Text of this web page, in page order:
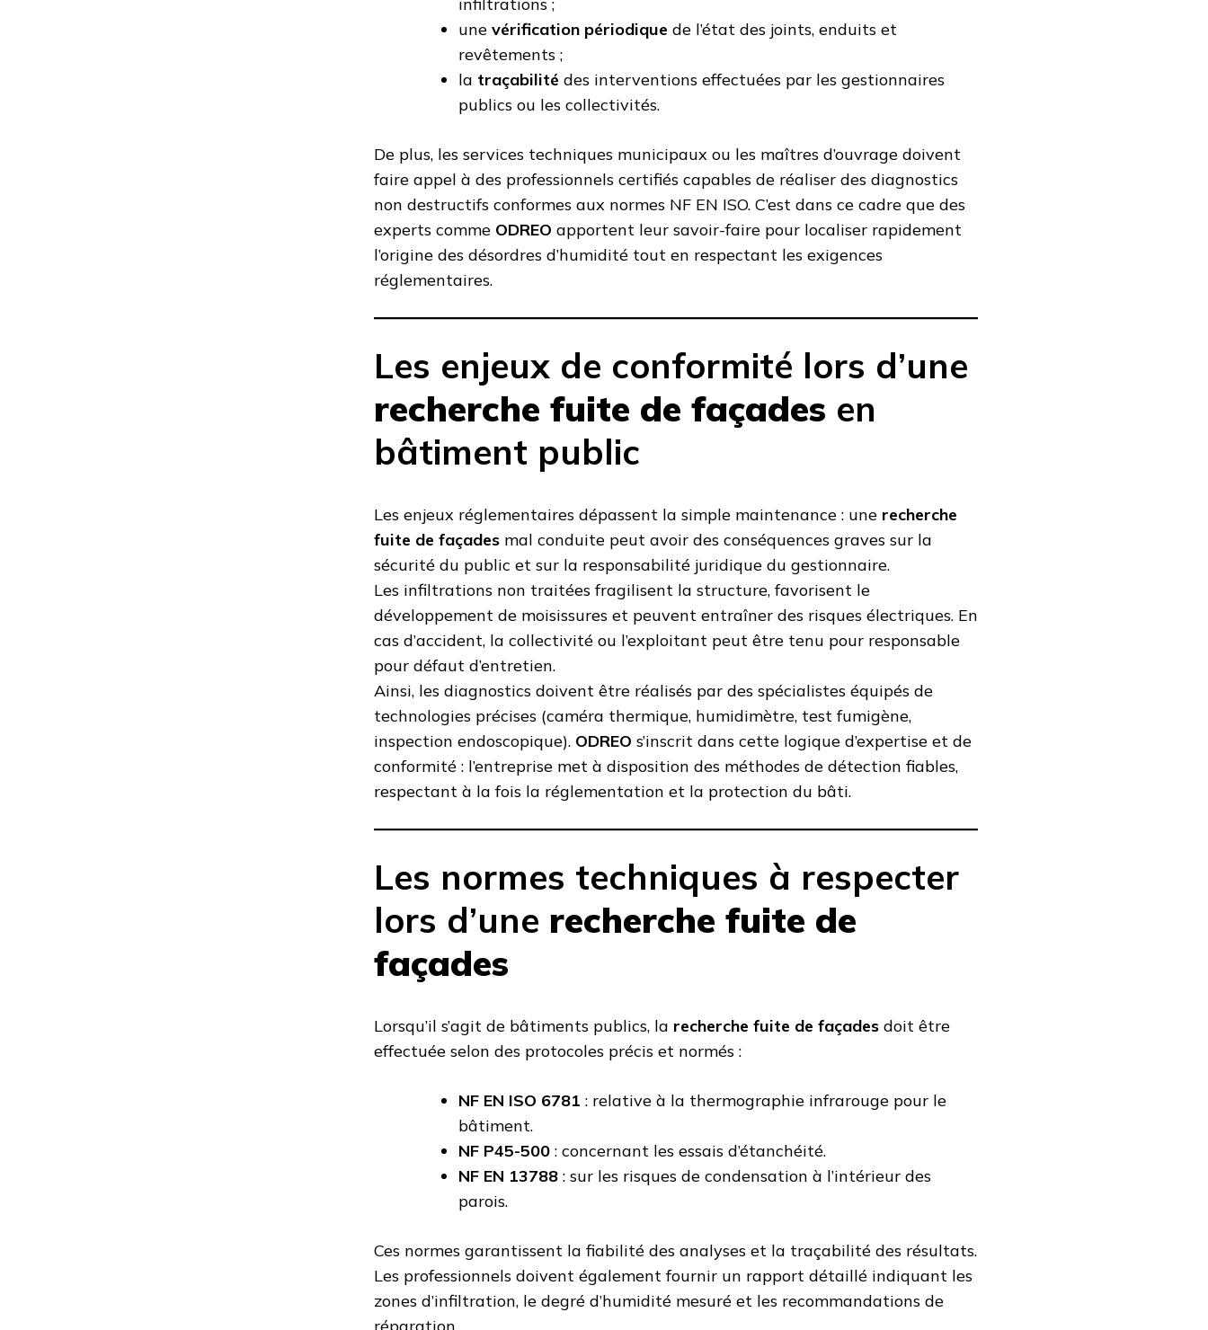
une vérification périodique de l’état des joints, enduits et
revêtements ;
la traçabilité des interventions effectuées par les gestionnaires
publics ou les collectivités.
De plus, les services techniques municipaux ou les maîtres d’ouvrage doivent
faire appel à des professionnels certifiés capables de réaliser des diagnostics
non destructifs conformes aux normes NF EN ISO. C’est dans ce cadre que des
experts comme ODREO apportent leur savoir-faire pour localiser rapidement
l’origine des désordres d’humidité tout en respectant les exigences
réglementaires.
Les enjeux de conformité lors d’une
recherche fuite de façades en
bâtiment public
Les enjeux réglementaires dépassent la simple maintenance : une recherche
fuite de façades mal conduite peut avoir des conséquences graves sur la
sécurité du public et sur la responsabilité juridique du gestionnaire.
Les infiltrations non traitées fragilisent la structure, favorisent le
développement de moisissures et peuvent entraîner des risques électriques. En
cas d’accident, la collectivité ou l’exploitant peut être tenu pour responsable
pour défaut d’entretien.
Ainsi, les diagnostics doivent être réalisés par des spécialistes équipés de
technologies précises (caméra thermique, humidimètre, test fumigène,
inspection endoscopique). ODREO s’inscrit dans cette logique d’expertise et de
conformité : l’entreprise met à disposition des méthodes de détection fiables,
respectant à la fois la réglementation et la protection du bâti.
Les normes techniques à respecter
lors d’une recherche fuite de
façades
Lorsqu’il s’agit de bâtiments publics, la recherche fuite de façades doit être
effectuée selon des protocoles précis et normés :
NF EN ISO 6781 : relative à la thermographie infrarouge pour le
bâtiment.
NF P45-500 : concernant les essais d’étanchéité.
NF EN 13788 : sur les risques de condensation à l’intérieur des
parois.
Ces normes garantissent la fiabilité des analyses et la traçabilité des résultats.
Les professionnels doivent également fournir un rapport détaillé indiquant les
zones d’infiltration, le degré d’humidité mesuré et les recommandations de